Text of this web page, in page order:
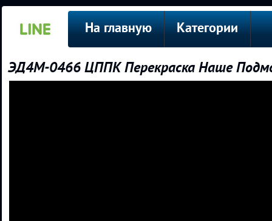
На главную Категории
ЭД4М-0466 ЦППК Перекраска Наше